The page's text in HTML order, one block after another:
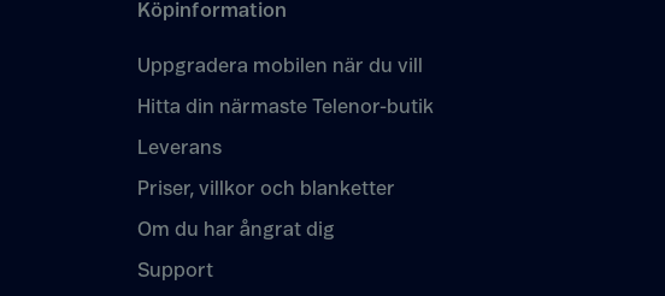
Köpinformation
Uppgradera mobilen när du vill
Hitta din närmaste Telenor-butik
Leverans
Priser, villkor och blanketter
Om du har ångrat dig
Support